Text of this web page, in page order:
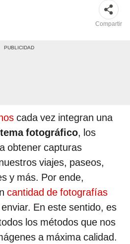
Compartir
cada vez integran una
fotográfico, los
obtener capturas
viajes, paseos,
y más. Por ende,
cantidad de fotografías
En este sentido, es
los métodos que nos
a máxima calidad.